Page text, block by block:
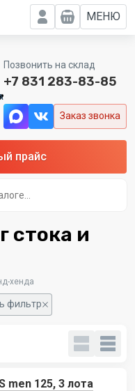
МЕНЮ
Позвонить на склад
+7 831 283-83-85
Заказ звонка
прайс
стока и
хенда
фильтр
men 125, 3 лота